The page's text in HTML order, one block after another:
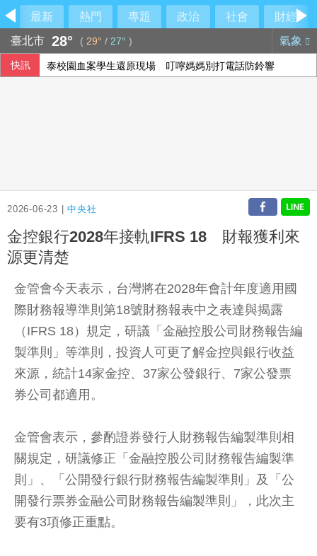
最新 熱門 專題 政治 社會
財經
臺北市 28° ( 29° / 27° ) 氣象
快訊 泰校園血案學生還原現場 叮嚀媽媽別打電話防鈴響
2026-06-23 |中央社
金控銀行2028年接軌IFRS 18 財報獲利來
源更清楚
金管會今天表示，台灣將在2028年會計年度適用國
際財務報導準則第18號財務報表中之表達與揭露
（IFRS 18）規定，研議「金融控股公司財務報告編
製準則」等準則，投資人可更了解金控與銀行收益
來源，統計14家金控、37家公發銀行、7家公發票
券公司都適用。
金管會表示，參酌證券發行人財務報告編製準則相
關規定，研議修正「金融控股公司財務報告編製準
則」、「公開發行銀行財務報告編製準則」及「公
開發行票券金融公司財務報告編製準則」，此次主
要有3項修正重點。